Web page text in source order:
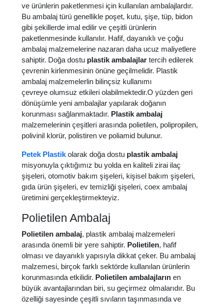
ve ürünlerin paketlenmesi için kullanılan ambalajlardır.
Bu ambalaj türü genellikle poşet, kutu, şişe, tüp, bidon
gibi şekillerde imal edilir ve çeşitli ürünlerin
paketlenmesinde kullanılır. Hafif, dayanıklı ve çoğu
ambalaj malzemelerine nazaran daha ucuz maliyetlere
sahiptir. Doğa dostu plastik ambalajlar tercih edilerek
çevrenin kirlenmesinin önüne geçilmelidir. Plastik
ambalaj malzemelerlin bilinçsiz kullanımı
çevreye olumsuz etkileri olabilmektedir.O yüzden geri
dönüşümle yeni ambalajlar yapılarak doğanın
korunması sağlanmaktadır. Plastik ambalaj
malzemelerinin çeşitleri arasında polietilen, polipropilen,
polivinil klorür, polistiren ve poliamid bulunur.
Petek Plastik olarak doğa dostu plastik ambalaj
misyonuyla çıktığımız bu yolda en kaliteli zirai ilaç
şişeleri, otomotiv bakım şişeleri, kişisel bakım şişeleri,
gıda ürün şişeleri, ev temizliği şişeleri, coex ambalaj
üretimini gerçekleştirmekteyiz.
Polietilen Ambalaj
Polietilen ambalaj, plastik ambalaj malzemeleri
arasında önemli bir yere sahiptir. Polietilen, hafif
olması ve dayanıklı yapısıyla dikkat çeker. Bu ambalaj
malzemesi, birçok farklı sektörde kullanılan ürünlerin
korunmasında etkilidir. Polietilen ambalajların en
büyük avantajlarından biri, su geçirmez olmalarıdır. Bu
özelliği sayesinde çeşitli sıvıların taşınmasında ve